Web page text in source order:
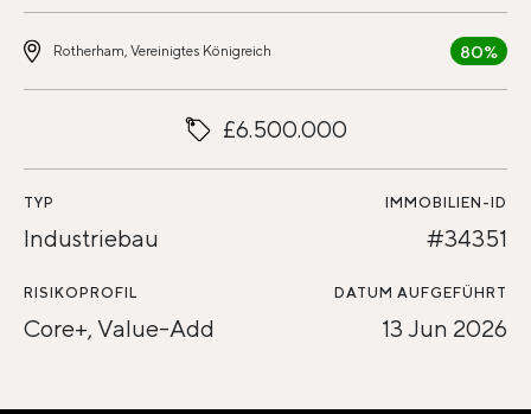
Rotherham, Vereinigtes Königreich 80%
£6.500.000
TYP
Industriebau
IMMOBILIEN-ID
#34351
RISIKOPROFIL
Core+, Value-Add
DATUM AUFGEFÜHRT
13 Jun 2026